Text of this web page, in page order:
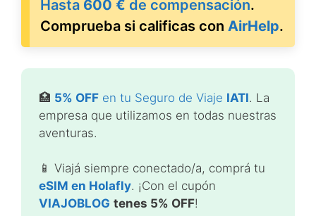
Hasta 600 € de compensación.
Comprueba si calificas con AirHelp.
🏥 5% OFF en tu Seguro de Viaje IATI. La
empresa que utilizamos en todas nuestras
aventuras.
📱 Viajá siempre conectado/a, comprá tu
eSIM en Holafly. ¡Con el cupón
VIAJOBLOG tenes 5% OFF!